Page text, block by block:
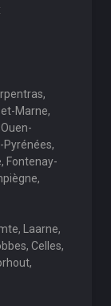
et-Marne,
Pyrénées,
Fontenay-
Laarne,
Celles,